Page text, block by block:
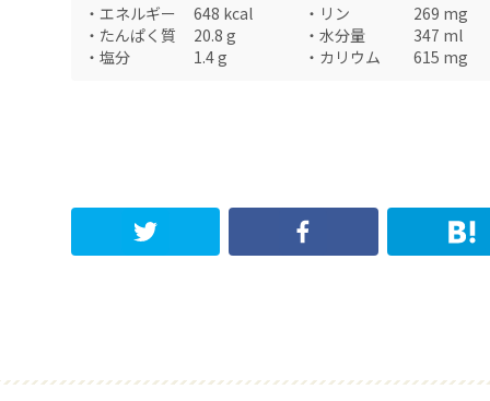
・ エネルギー 648 kcal ・ リン 269 mg
・ たんぱく質 20.8 g ・ 水分量 347 ml
・ 塩分 1.4g ・ カリウム 615 mg